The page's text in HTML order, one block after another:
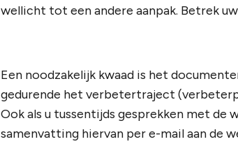
wellicht tot een andere aanpak. Betrek
Een noodzakelijk kwaad is het
gedurende het verbetertraject
Ook als u tussentijds gesprekken met
samenvatting hiervan per e-mail aan de